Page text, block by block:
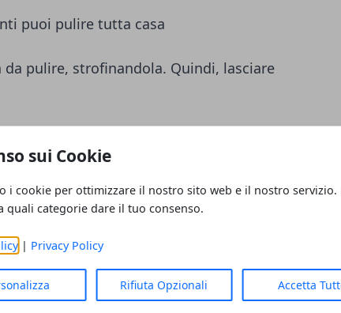
sui Cookie
i cookie per ottimizzare il nostro sito web e il nostro servizio.
quali categorie dare il tuo consenso.
| Privacy Policy
Rifiuta Opzionali Accetta
da pulire, strofinandola. Quindi, lasciare
lavastoviglie e lavabo.
con acqua, cospargere di
mentre si strofina. Quindi, sciacquare
i bordi del lavello, coprendolo con
imbevuta di aceto bianco. Lasciare